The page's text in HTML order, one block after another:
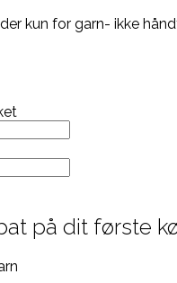
kun for garn- ikke
på dit første